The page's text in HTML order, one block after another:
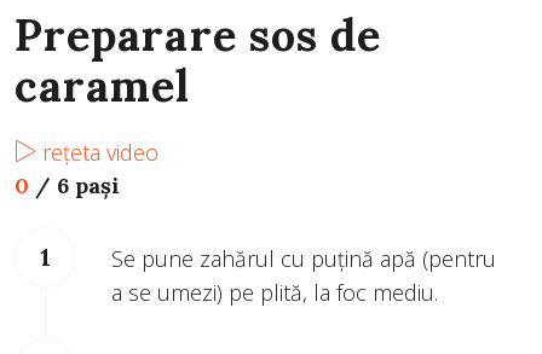
Preparare sos de
caramel
rețeta video
0 / 6 pași
Se pune zahărul cu puțină apă (pentru
a se umezi) pe plită, la foc mediu.